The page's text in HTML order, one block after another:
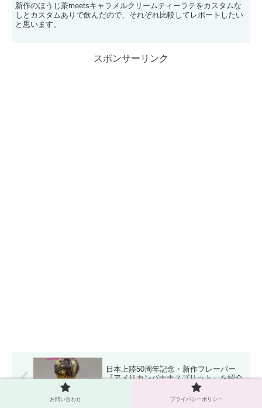
新作のほうじ茶meetsキャラメルクリームティーラテをカスタムな
しとカスタムありで飲んだので、それぞれ比較してレポートしたい
と思います。
スポンサーリンク
日本上陸50周年記念・新作フレーバー
『アメリカンバナナスプリット』を紹介
お問い合わせ プライバシーポリシー